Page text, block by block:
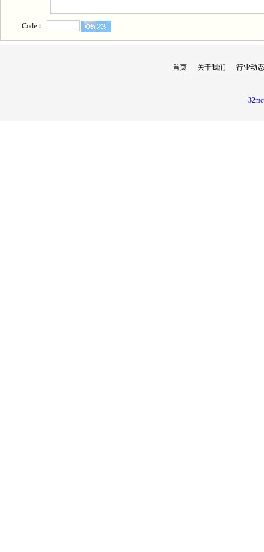
Code：
首页 关于我们 行业动态